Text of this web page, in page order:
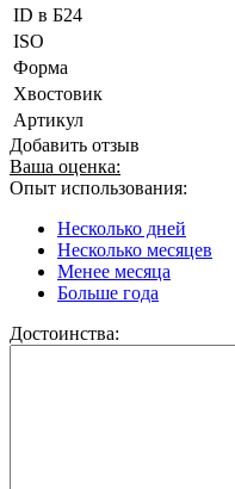
ID в Б24
ISO
Форма
Хвостовик
Артикул
Добавить отзыв
Ваша оценка:
Опыт использования:
Несколько дней
Несколько месяцев
Менее месяца
Больше года
Достоинства: